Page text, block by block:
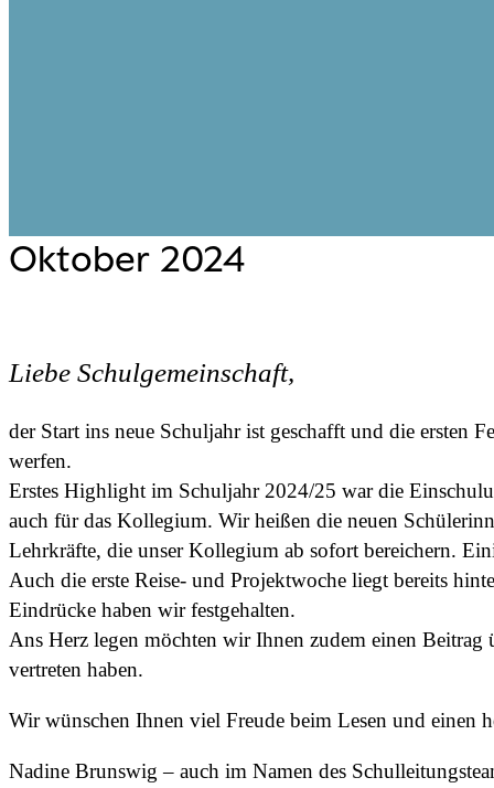
Oktober 2024
Liebe Schulgemeinschaft,
der Start ins neue Schuljahr ist geschafft und die ersten
werfen.
Erstes Highlight im Schuljahr 2024/25 war die
auch für das Kollegium. Wir heißen die neuen
Lehrkräfte, die unser Kollegium ab sofort bereichern.
Auch die erste Reise- und Projektwoche liegt bereits
Eindrücke haben wir festgehalten.
Ans Herz legen möchten wir Ihnen zudem einen
vertreten haben.
Wir wünschen Ihnen viel Freude beim Lesen und einen
Nadine Brunswig – auch im Namen des